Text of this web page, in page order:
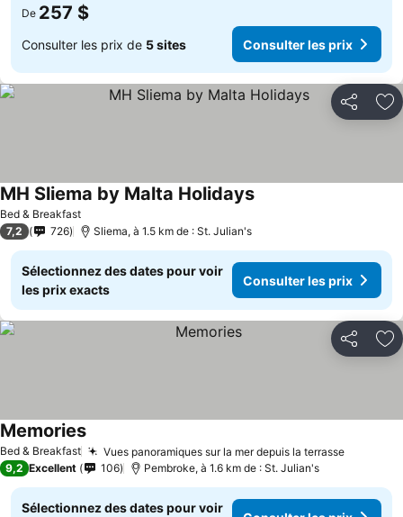
De 257 $
Consulter les prix de 5 sites Consulter les prix
Partager
Bed & Breakfast
MH Sliema by Malta Holidays
7,2 726 Sliema, à 1.5 km de : St. Julian's
Sélectionnez des dates pour voir
les prix exacts
Consulter les prix
Partager
Bed & Breakfast Vues panoramiques sur la mer depuis la terrasse
Memories
9,2 Excellent 106 Pembroke, à 1.6 km de : St. Julian's
Sélectionnez des dates pour voir